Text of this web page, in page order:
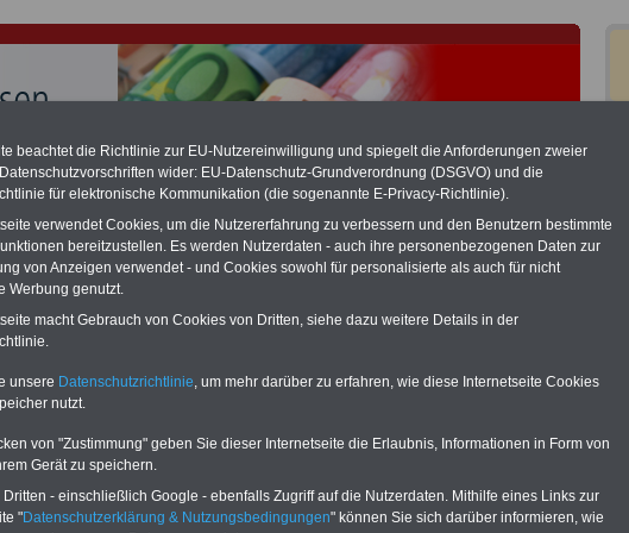
für Beamte & Ruhestandsbeamte (zu geringe Alimentation)
erklärt (Berlin muss bisMärz 2027 eine Neuregelung der
die zun hohen Nachzahlungen führen wird). Auch beim Bund
wird es hohe Nachzahlungen geben (Medienberichten
alle (!) Beamtezwischen mind.
der Bundesregierung vorgelegt wird (wahrscheinlich im Quartal.2026
der Broschüre
Besoldungsgesetz - Übersicht -
mit drei Ratgebern für nur
versorgungsrecht
sowie Beihilferecht in Bund und
DienstZum Komplettpreis von 15 Euro im Jahr
können Sie zehn Bücher als eBook
beachtet die Richtlinie zur EU-Nutzereinwilligung und spiegelt die Anforderungen zweier
wider: EU-Datenschutz-Grundverordnung (DSGVO) und die
für elektronische Kommunikation (die sogenannte E-Privacy-Richtlinie).
verwendet Cookies, um die Nutzererfahrung zu verbessern und den Benutzern bestimmte
bereitzustellen. Es werden Nutzerdaten - auch ihre personenbezogenen Daten zur
von Anzeigen verwendet - und Cookies sowohl für personalisierte als auch für nicht
Werbung genutzt.
macht Gebrauch von Cookies von Dritten, siehe dazu weitere Details in der
unsere Datenschutzrichtlinie , um mehr darüber zu erfahren, wie diese Internetseite Cookies
nutzt.
von "Zustimmung" geben Sie dieser Internetseite die Erlaubnis, Informationen in Form von
Gerät zu speichern.
- einschließlich Google - ebenfalls Zugriff auf die Nutzerdaten. Mithilfe eines Links zur
"Datenschutzerklärung & Nutzungsbedingungen" können Sie sich darüber informieren, wie